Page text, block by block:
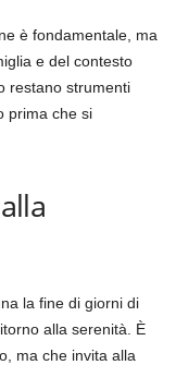
è fondamentale, ma
e del contesto
restano strumenti
prima che si
la fine di giorni di
alla serenità. È
ma che invita alla